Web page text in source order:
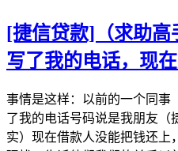
[捷信贷款]（求助高
写了我的电话，现
事情是这样：以前的一个同事
了我的电话号码说是我朋友（
实）现在借款人没能把钱还上